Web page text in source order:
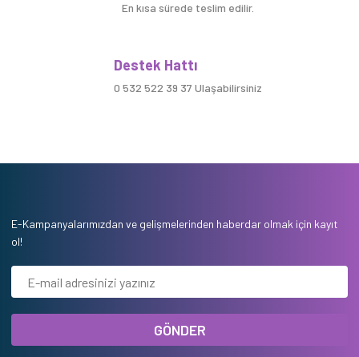
En kısa sürede teslim edilir.
Destek Hattı
0 532 522 39 37 Ulaşabilirsiniz
E-Kampanyalarımızdan ve gelişmelerinden haberdar olmak için kayıt
ol!
GÖNDER